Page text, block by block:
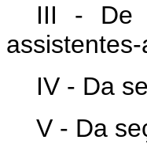
III - De
IV - Da
V - Da